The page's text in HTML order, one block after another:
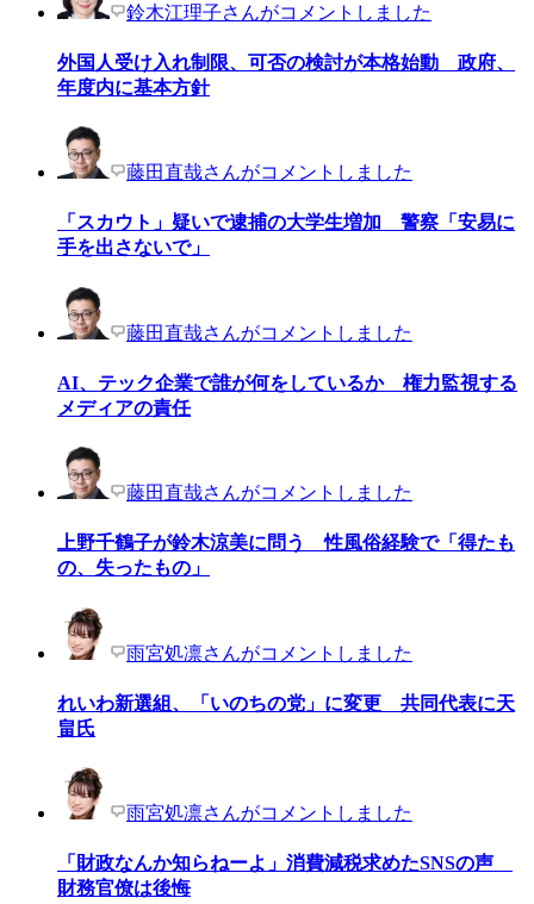
鈴木江理子さんがコメントしました
外国人受け入れ制限、可否の検討が本格始動 政府、
年度内に基本方針
藤田直哉さんがコメントしました
「スカウト」疑いで逮捕の大学生増加 警察「安易に
手を出さないで」
藤田直哉さんがコメントしました
AI、テック企業で誰が何をしているか 権力監視する
メディアの責任
藤田直哉さんがコメントしました
上野千鶴子が鈴木涼美に問う 性風俗経験で「得たも
の、失ったもの」
雨宮処凛さんがコメントしました
れいわ新選組、「いのちの党」に変更 共同代表に天
畠氏
雨宮処凛さんがコメントしました
「財政なんか知らねーよ」消費減税求めたSNSの声
財務官僚は後悔